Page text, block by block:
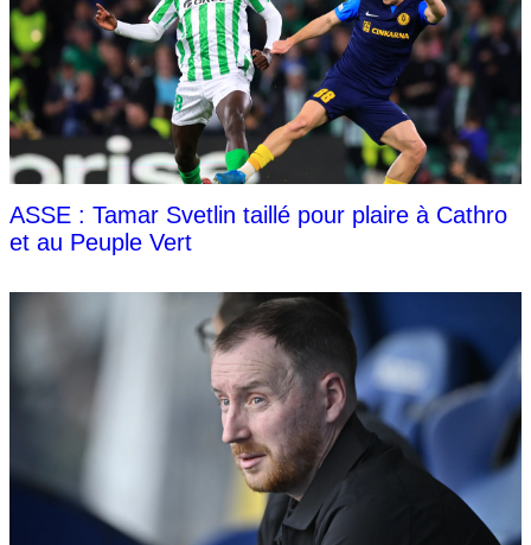
ASSE : Tamar Svetlin taillé pour plaire à Cathro
et au Peuple Vert